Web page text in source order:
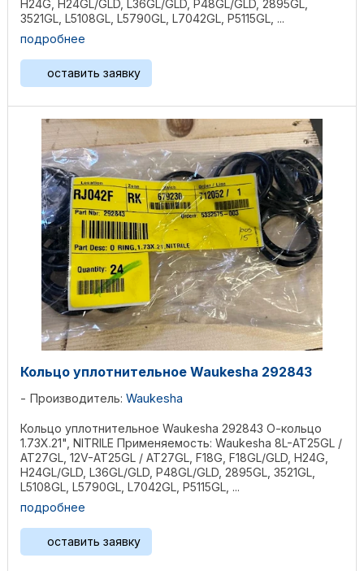
H24G, H24GL/GLD, L36GL/GLD, P48GL/GLD, 2895GL,
3521GL, L5108GL, L5790GL, L7042GL, P5115GL, ...
подробнее
оставить заявку
Кольцо уплотнительное Waukesha 292843
Производитель: Waukesha
Кольцо уплотнительное Waukesha 292843 О-кольцо
1.73X.21", NITRILE Применяемость: Waukesha 8L-AT25GL /
AT27GL, 12V-AT25GL / AT27GL, F18G, F18GL/GLD, H24G,
H24GL/GLD, L36GL/GLD, P48GL/GLD, 2895GL, 3521GL,
L5108GL, L5790GL, L7042GL, P5115GL, ...
подробнее
оставить заявку